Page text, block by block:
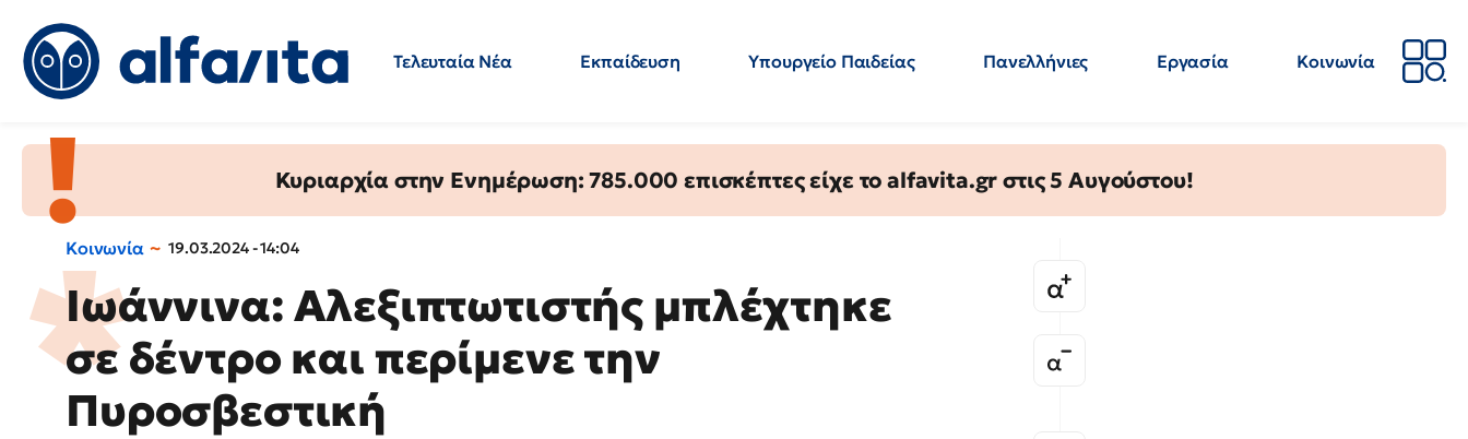
Τελευταία Νέα Εκπαίδευση Υπουργείο Παιδείας Πανελλήνιες Εργασία
Κοινωνία
Κυριαρχία στην Ενημέρωση: 785.000 επισκέπτες είχε το alfavita.gr στις 5 Αυγούστου!
Κοινωνία 19.03.2024 - 14:04
Ιωάννινα: Αλεξιπτωτιστής μπλέχτηκε
σε δέντρο και περίμενε την
Πυροσβεστική